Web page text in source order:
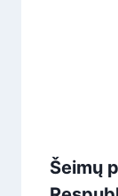
Šeimų